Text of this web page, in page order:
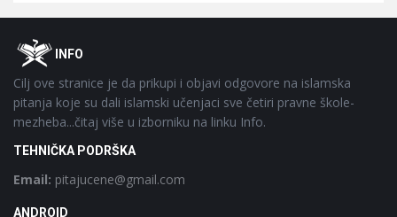
FooterOINFO
Cilj ove stranice je da prikupi i objavi odgovore na islamska
pitanja koje su dali islamski učenjaci sve četiri pravne škole-
mezheba...čitaj više u izborniku na linku Info.
TEHNIČKA PODRŠKA
Email: pitajucene@gmail.com
ANDROID